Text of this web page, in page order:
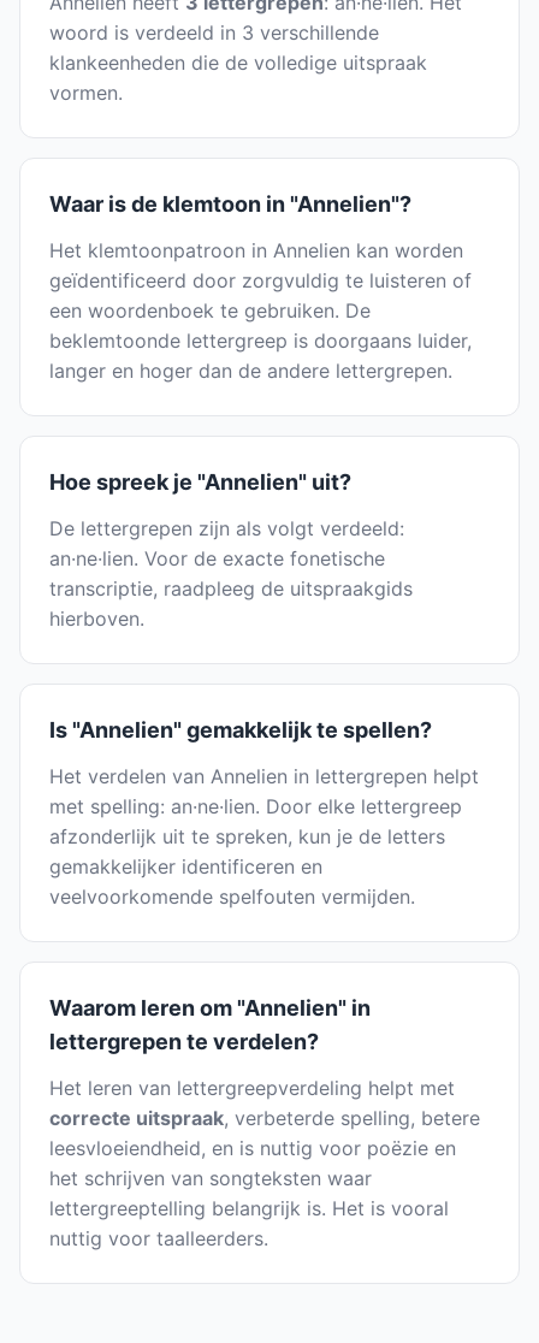
woord is verdeeld in 3 verschillende
klankeenheden die de volledige uitspraak
vormen.
Waar is de klemtoon in "Annelien"?
Het klemtoonpatroon in Annelien kan worden
geïdentificeerd door zorgvuldig te luisteren of
een woordenboek te gebruiken. De
beklemtoonde lettergreep is doorgaans luider,
langer en hoger dan de andere lettergrepen.
Hoe spreek je "Annelien" uit?
De lettergrepen zijn als volgt verdeeld:
an·ne·lien. Voor de exacte fonetische
transcriptie, raadpleeg de uitspraakgids
hierboven.
Is "Annelien" gemakkelijk te spellen?
Het verdelen van Annelien in lettergrepen helpt
met spelling: an·ne·lien. Door elke lettergreep
afzonderlijk uit te spreken, kun je de letters
gemakkelijker identificeren en
veelvoorkomende spelfouten vermijden.
Waarom leren om "Annelien" in
lettergrepen te verdelen?
Het leren van lettergreepverdeling helpt met
correcte uitspraak, verbeterde spelling, betere
leesvloeiendheid, en is nuttig voor poëzie en
het schrijven van songteksten waar
lettergreeptelling belangrijk is. Het is vooral
nuttig voor taalleerders.